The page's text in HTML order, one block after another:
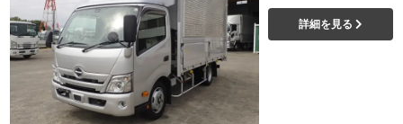
詳細を見る